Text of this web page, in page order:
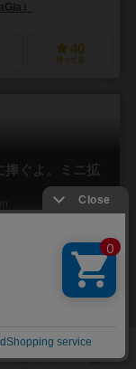
）
40
持ってる
捧ぐよ。ミニ拡